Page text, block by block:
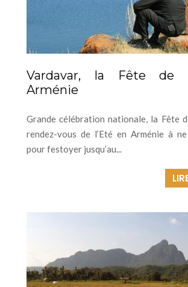
Vardavar, la Fête de
Arménie
Grande célébration nationale, la Fête
rendez-vous de l’Eté en Arménie à
pour festoyer jusqu’au...